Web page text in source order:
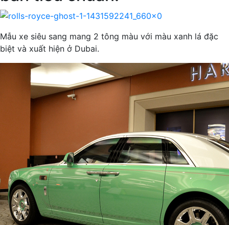
Mẫu xe siêu sang mang 2 tông màu với màu xanh lá đặc
biệt và xuất hiện ở Dubai.